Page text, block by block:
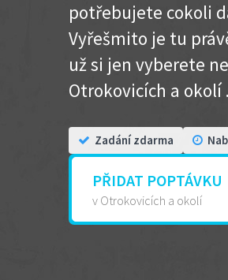
potřebujete cokoli
Vyřešmito je tu
už si jen vyberete
Otrokovicích a okolí
Zadání zdarma
PŘIDAT POPTÁVKU
v Otrokovicích a okolí